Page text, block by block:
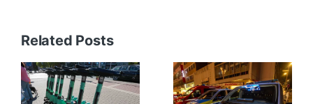
Related Posts